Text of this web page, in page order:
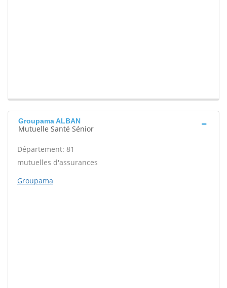
Groupama ALBAN
Mutuelle Santé Sénior
Département: 81
mutuelles d'assurances
Groupama